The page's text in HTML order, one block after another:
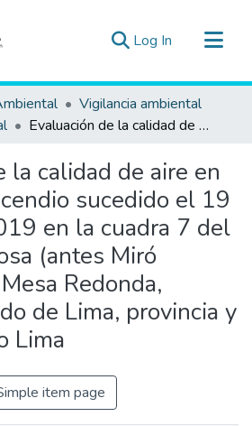
Log In (current)
Vigilancia ambiental
Evaluación de la calidad de aire en la zona del incendio sucedido el 19 de abril de 2019 en la cuadra 7 del Jirón Santa Rosa (antes Miró Quesada) en Mesa Redonda, distrito Cercado de Lima, provincia y departamento Lima
la calidad de aire en
sucedido el 19
en la cuadra 7 del
(antes Miró
Redonda,
de Lima, provincia y
Lima
item page